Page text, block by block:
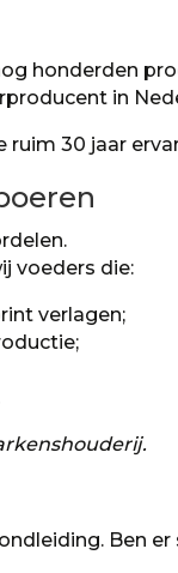
honderden
in
ruim 30 jaar
voeders die:
verlagen;
Ben